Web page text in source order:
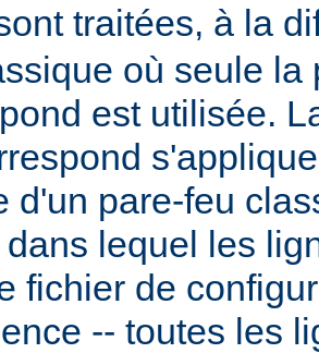
traitées, à la
où seule la
est utilisée.
d'un pare-feu
dans lequel les
fichier de
-- toutes les